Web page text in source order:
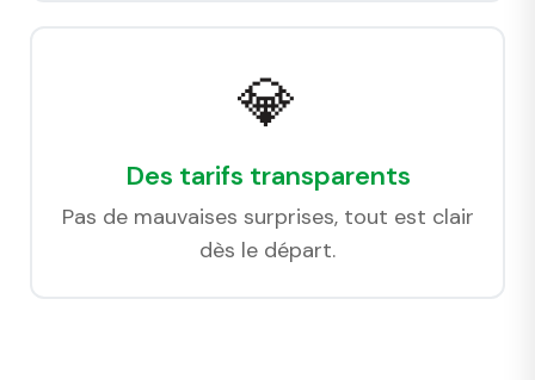
💎
Des tarifs transparents
Pas de mauvaises surprises, tout est clair
dès le départ.